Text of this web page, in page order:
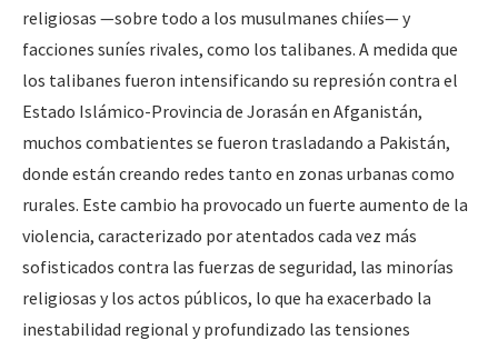
religiosas —sobre todo a los musulmanes chiíes— y
facciones suníes rivales, como los talibanes. A medida que
los talibanes fueron intensificando su represión contra el
Estado Islámico-Provincia de Jorasán en Afganistán,
muchos combatientes se fueron trasladando a Pakistán,
donde están creando redes tanto en zonas urbanas como
rurales. Este cambio ha provocado un fuerte aumento de la
violencia, caracterizado por atentados cada vez más
sofisticados contra las fuerzas de seguridad, las minorías
religiosas y los actos públicos, lo que ha exacerbado la
inestabilidad regional y profundizado las tensiones